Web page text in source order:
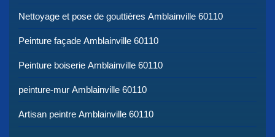
Nettoyage et pose de gouttières Amblainville 60110
Peinture façade Amblainville 60110
Peinture boiserie Amblainville 60110
peinture-mur Amblainville 60110
Artisan peintre Amblainville 60110